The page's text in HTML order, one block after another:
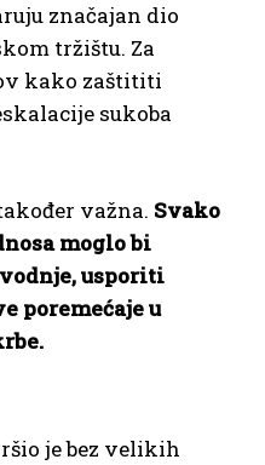
značajan dio
tržištu. Za
kako zaštititi
sukoba
važna. Svako
moglo bi
usporiti
poremećaje u
je bez velikih